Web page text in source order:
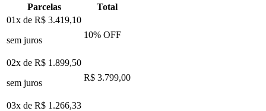
Parcelas
Total
01x de R$ 3.419,10
sem juros
10% OFF
02x de R$ 1.899,50
sem juros
R$ 3.799,00
03x de R$ 1.266,33